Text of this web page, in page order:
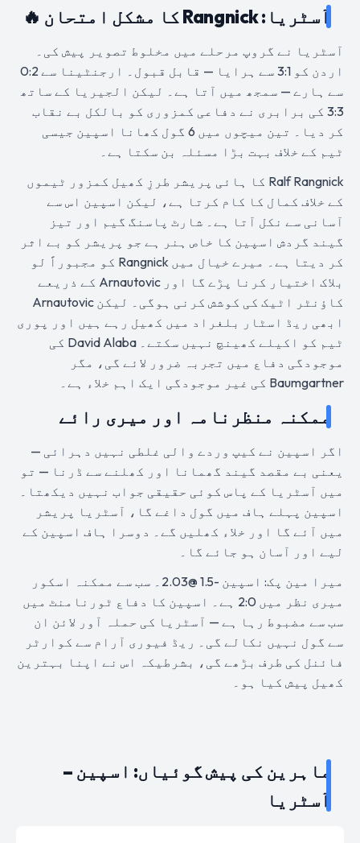
آسٹریا: Rangnick کا مشکل امتحان 🔥
آسٹریا نے گروپ مرحلے میں مخلوط تصویر پیش کی۔
اردن کو 3:1 سے ہرایا — قابل قبول۔ ارجنٹینا سے 0:2
سے ہارے — سمجھ میں آتا ہے۔ لیکن الجیریا کے ساتھ
3:3 کی برابری نے دفاعی کمزوری کو بالکل بے نقاب
کر دیا۔ تین میچوں میں 6 گول کھانا اسپین جیسی
ٹیم کے خلاف بہت بڑا مسئلہ بن سکتا ہے۔
Ralf Rangnick کا ہائی پریشر طرزِ کھیل کمزور ٹیموں
کے خلاف کمال کا کام کرتا ہے، لیکن اسپین اس سے
آسانی سے نکل آتا ہے۔ شارٹ پاسنگ گیم اور تیز
گیند گردش اسپین کا خاص ہنر ہے جو پریشر کو بے اثر
کر دیتا ہے۔ میرے خیال میں Rangnick کو مجبوراً لو
بلاک اختیار کرنا پڑے گا اور Arnautovic کے ذریعے
کاؤنٹر اٹیک کی کوشش کرنی ہوگی۔ لیکن Arnautovic
ابھی ریڈ اسٹار بلغراد میں کھیل رہے ہیں اور پوری
ٹیم کو اکیلے کھینچ نہیں سکتے۔ David Alaba کی
موجودگی دفاع میں تجربہ ضرور لائے گی، مگر
Baumgartner کی غیر موجودگی ایک اہم خلاء ہے۔
ممکنہ منظرنامہ اور میری رائے
اگر اسپین نے کیپ وردے والی غلطی نہیں دہرائی —
یعنی بے مقصد گیند گھمانا اور کھلنے سے ڈرنا — تو
میں آسٹریا کے پاس کوئی حقیقی جواب نہیں دیکھتا۔
اسپین پہلے ہاف میں گول داغے گا، آسٹریا پریشر
میں آئے گا اور خلاء کھلیں گے۔ دوسرا ہاف اسپین کے
لیے اور آسان ہو جائے گا۔
میرا مین پک: اسپین -1.5 @2.03۔ سب سے ممکنہ اسکور
میری نظر میں 2:0 ہے۔ اسپین کا دفاع ٹورنامنٹ میں
سب سے مضبوط رہا ہے — آسٹریا کی حملہ آور لائن ان
سے گول نہیں نکالے گی۔ ریڈ فیوری آرام سے کوارٹر
فائنل کی طرف بڑھے گی، بشرطیکہ اس نے اپنا بہترین
کھیل پیش کیا ہو۔
ماہرین کی پیش گوئیاں: اسپین –
آسٹریا